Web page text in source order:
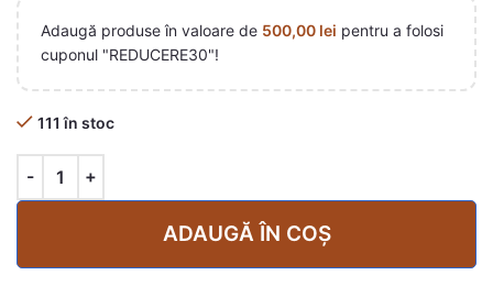
Adaugă produse în valoare de 500,00 lei pentru a folosi
cuponul "REDUCERE30"!
111 în stoc
ADAUGĂ ÎN COȘ